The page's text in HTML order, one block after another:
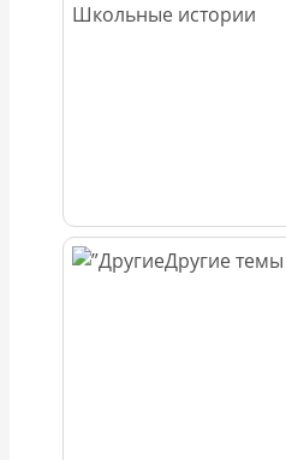
Школьные истории
Другие темы